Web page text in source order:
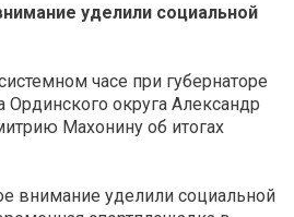
уделили социальной
часе при губернаторе
Ординского округа Александр
Махонину об итогах
внимание уделили социальной